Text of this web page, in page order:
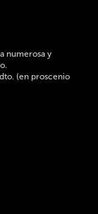
numerosa y
(en proscenio